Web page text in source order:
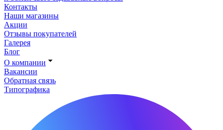
Контакты
Наши магазины
Акции
Отзывы покупателей
Галерея
Блог
О компании
Вакансии
Обратная связь
Типографика